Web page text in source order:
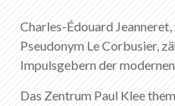
Merkliste
Über KABE Farben
Downloads
Verkaufsstellen
Charles-Édouard
Pseudonym Le Corbusier,
Impulsgebern der
Das Zentrum Paul Klee